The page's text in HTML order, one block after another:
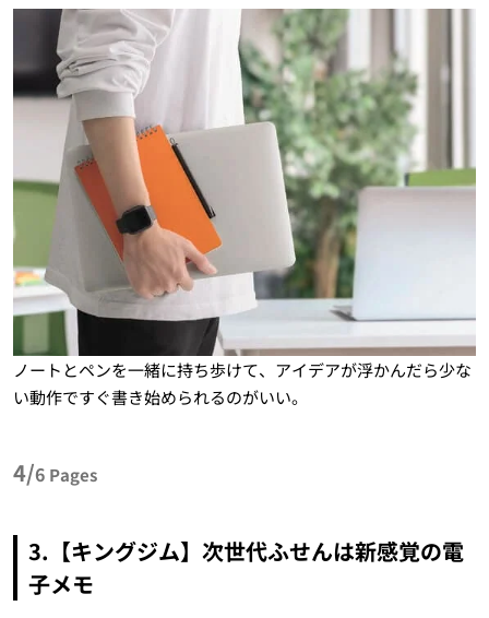
ノートとペンを一緒に持ち歩けて、アイデアが浮かんだら少な
い動作ですぐ書き始められるのがいい。
4/6 Pages
3.【キングジム】次世代ふせんは新感覚の電
子メモ